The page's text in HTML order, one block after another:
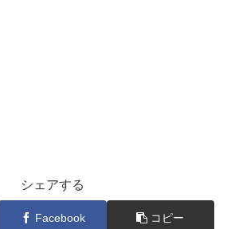
シェアする
Facebook コピー